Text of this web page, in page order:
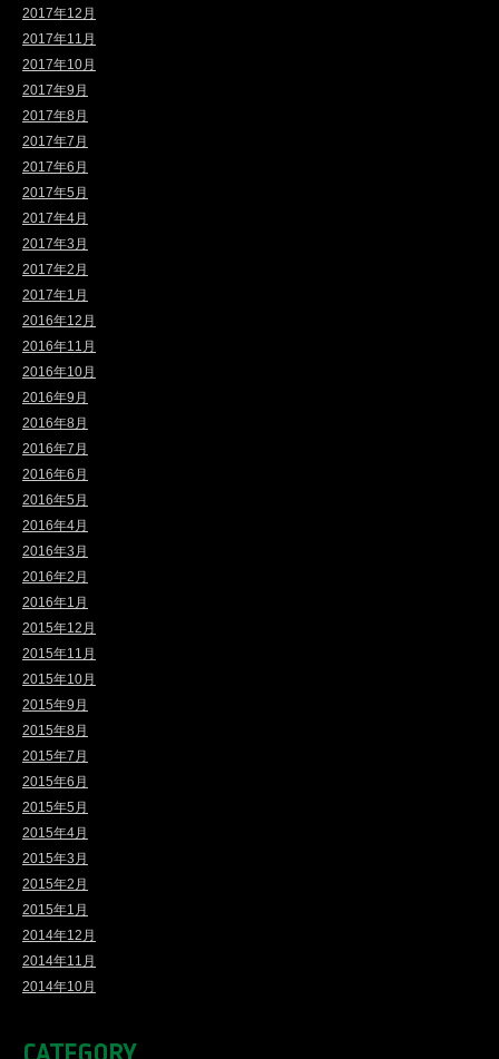
2017年12月
2017年11月
2017年10月
2017年9月
2017年8月
2017年7月
2017年6月
2017年5月
2017年4月
2017年3月
2017年2月
2017年1月
2016年12月
2016年11月
2016年10月
2016年9月
2016年8月
2016年7月
2016年6月
2016年5月
2016年4月
2016年3月
2016年2月
2016年1月
2015年12月
2015年11月
2015年10月
2015年9月
2015年8月
2015年7月
2015年6月
2015年5月
2015年4月
2015年3月
2015年2月
2015年1月
2014年12月
2014年11月
2014年10月